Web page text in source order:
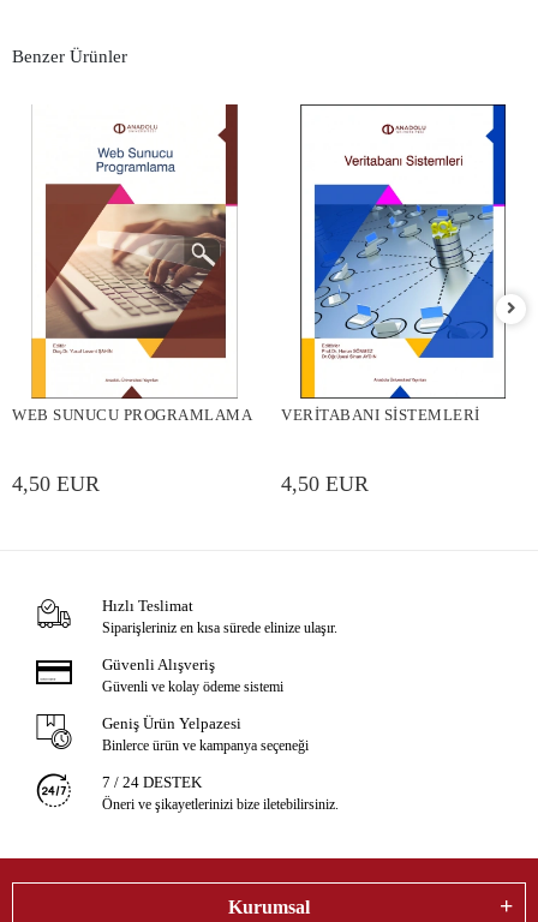
Benzer Ürünler
WEB SUNUCU PROGRAMLAMA
4,50 EUR
VERİTABANI SİSTEMLERİ
4,50 EUR
Hızlı Teslimat
Siparişleriniz en kısa sürede elinize ulaşır.
Güvenli Alışveriş
Güvenli ve kolay ödeme sistemi
Geniş Ürün Yelpazesi
Binlerce ürün ve kampanya seçeneği
7 / 24 DESTEK
Öneri ve şikayetlerinizi bize iletebilirsiniz.
Kurumsal